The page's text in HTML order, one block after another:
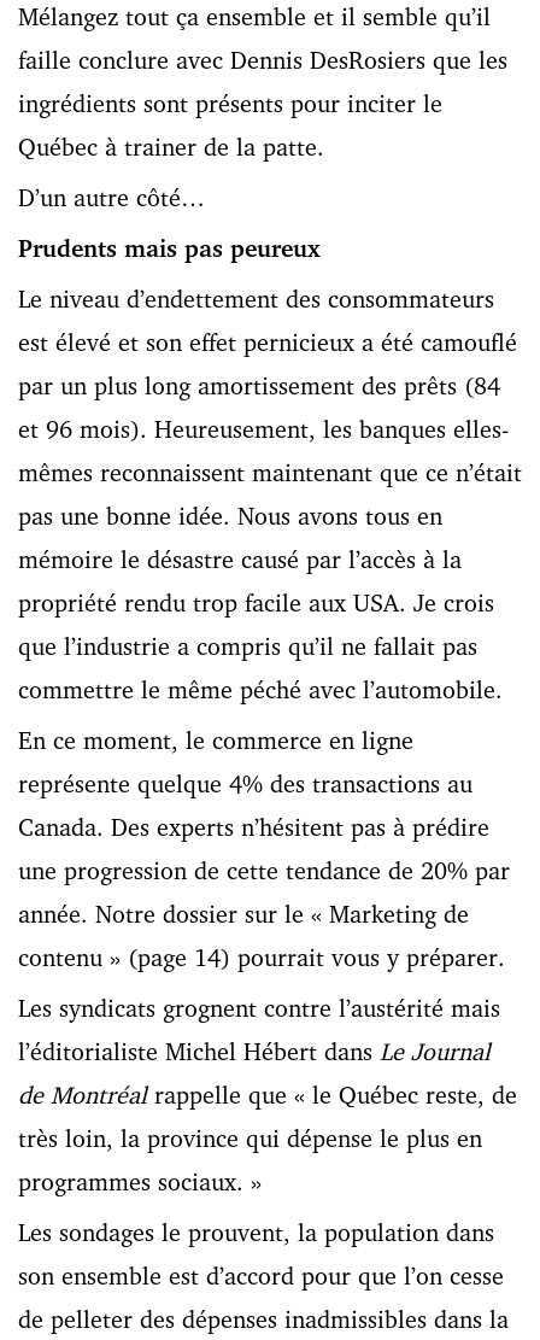
Mélangez tout ça ensemble et il semble qu’il
faille conclure avec Dennis DesRosiers que les
ingrédients sont présents pour inciter le
Québec à trainer de la patte.
D’un autre côté…
Prudents mais pas peureux
Le niveau d’endettement des consommateurs
est élevé et son effet pernicieux a été camouflé
par un plus long amortissement des prêts (84
et 96 mois). Heureusement, les banques elles-
mêmes reconnaissent maintenant que ce n’était
pas une bonne idée. Nous avons tous en
mémoire le désastre causé par l’accès à la
propriété rendu trop facile aux USA. Je crois
que l’industrie a compris qu’il ne fallait pas
commettre le même péché avec l’automobile.
En ce moment, le commerce en ligne
représente quelque 4% des transactions au
Canada. Des experts n’hésitent pas à prédire
une progression de cette tendance de 20% par
année. Notre dossier sur le « Marketing de
contenu » (page 14) pourrait vous y préparer.
Les syndicats grognent contre l’austérité mais
l’éditorialiste Michel Hébert dans Le Journal
de Montréalrappelle que « le Québec reste, de
très loin, la province qui dépense le plus en
programmes sociaux. »
Les sondages le prouvent, la population dans
son ensemble est d’accord pour que l’on cesse
de pelleter des dépenses inadmissibles dans la